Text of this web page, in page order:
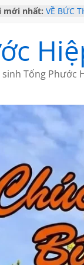
mới nhất: VỀ BỨC
MỘT ĐỜI
SÁCH
BẤT
CÀ PHÊ
Tống Phước